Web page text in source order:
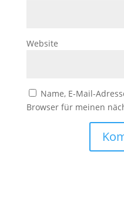
Website
Name, E-Mail-
Browser für meinen